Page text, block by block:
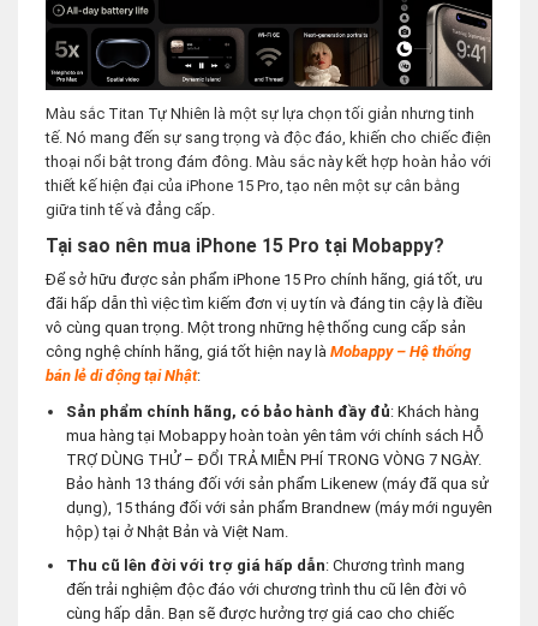
Màu sắc Titan Tự Nhiên là một sự lựa chọn tối giản nhưng tinh
tế. Nó mang đến sự sang trọng và độc đáo, khiến cho chiếc điện
thoại nổi bật trong đám đông. Màu sắc này kết hợp hoàn hảo với
thiết kế hiện đại của iPhone 15 Pro, tạo nên một sự cân bằng
giữa tinh tế và đẳng cấp.
Tại sao nên mua iPhone 15 Pro tại Mobappy?
Để sở hữu được sản phẩm iPhone 15 Pro chính hãng, giá tốt, ưu
đãi hấp dẫn thì việc tìm kiếm đơn vị uy tín và đáng tin cậy là điều
vô cùng quan trọng. Một trong những hệ thống cung cấp sản
công nghệ chính hãng, giá tốt hiện nay là Mobappy – Hệ thống
bán lẻ di động tại Nhật:
Sản phẩm chính hãng, có bảo hành đầy đủ: Khách hàng
mua hàng tại Mobappy hoàn toàn yên tâm với chính sách HỖ
TRỢ DÙNG THỬ – ĐỔI TRẢ MIỄN PHÍ TRONG VÒNG 7 NGÀY.
Bảo hành 13 tháng đối với sản phẩm Likenew (máy đã qua sử
dụng), 15 tháng đối với sản phẩm Brandnew (máy mới nguyên
hộp) tại ở Nhật Bản và Việt Nam.
Thu cũ lên đời với trợ giá hấp dẫn: Chương trình mang
đến trải nghiệm độc đáo với chương trình thu cũ lên đời vô
cùng hấp dẫn. Bạn sẽ được hưởng trợ giá cao cho chiếc